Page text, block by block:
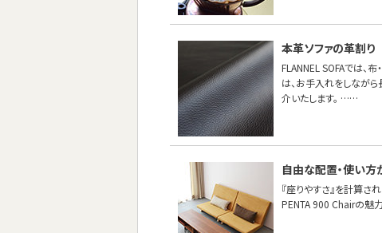
本革ソファの革割り
FLANNEL SOFAでは、
は、お手入れをしながら
介いたします。 ……
自由な配置・使い方
『座りやすさ』を計算
PENTA 900 Chairの魅